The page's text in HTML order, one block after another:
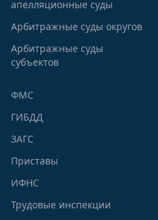
апелляционные суды
Арбитражные суды округов
Арбитражные суды
субъектов
ФМС
ГИБДД
ЗАГС
Приставы
ИФНС
Трудовые инспекции